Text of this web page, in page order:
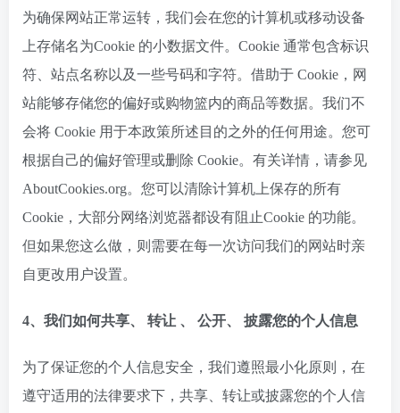
为确保网站正常运转，我们会在您的计算机或移动设备
上存储名为Cookie 的小数据文件。Cookie 通常包含标识
符、站点名称以及一些号码和字符。借助于 Cookie，网
站能够存储您的偏好或购物篮内的商品等数据。我们不
会将 Cookie 用于本政策所述目的之外的任何用途。您可
根据自己的偏好管理或删除 Cookie。有关详情，请参见
AboutCookies.org。您可以清除计算机上保存的所有
Cookie，大部分网络浏览器都设有阻止Cookie 的功能。
但如果您这么做，则需要在每一次访问我们的网站时亲
自更改用户设置。
4、我们如何共享、 转让 、 公开、 披露您的个人信息
为了保证您的个人信息安全，我们遵照最小化原则，在
遵守适用的法律要求下，共享、转让或披露您的个人信